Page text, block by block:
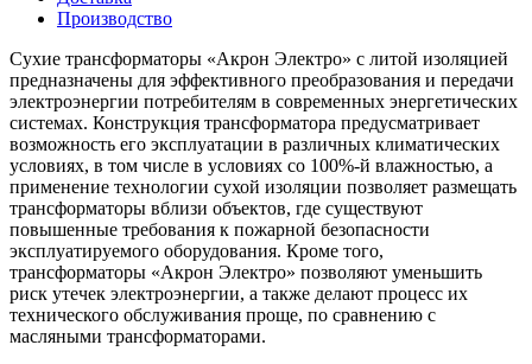
Производство
Сухие трансформаторы «Акрон Электро» с литой изоляцией
предназначены для эффективного преобразования и передачи
электроэнергии потребителям в современных энергетических
системах. Конструкция трансформатора предусматривает
возможность его эксплуатации в различных климатических
условиях, в том числе в условиях со 100%-й влажностью, а
применение технологии сухой изоляции позволяет размещать
трансформаторы вблизи объектов, где существуют
повышенные требования к пожарной безопасности
эксплуатируемого оборудования. Кроме того,
трансформаторы «Акрон Электро» позволяют уменьшить
риск утечек электроэнергии, а также делают процесс их
технического обслуживания проще, по сравнению с
масляными трансформаторами.